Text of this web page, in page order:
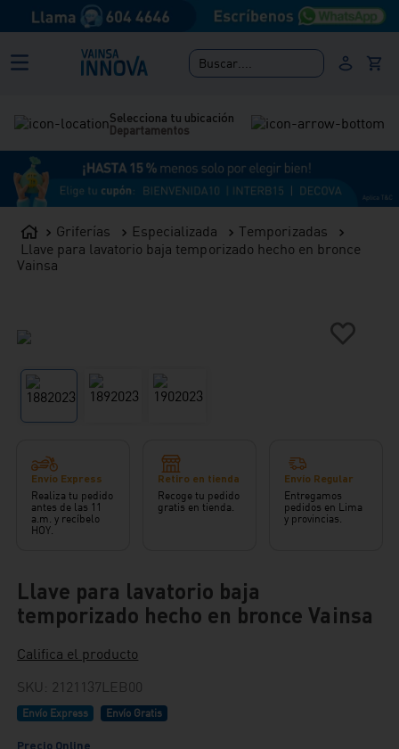
Buscar....
Selecciona tu ubicación
Departamentos
Griferías Especializada
Temporizadas
Llave para lavatorio baja temporizado hecho en bronce
Vainsa
Envío Express
Realiza tu pedido
antes de las 11
a.m. y recíbelo
HOY.
Retiro en tienda
Recoge tu pedido
gratis en tienda.
Envío Regular
Entregamos
pedidos en Lima
y provincias.
Llave para lavatorio baja
temporizado hecho en bronce Vainsa
Califica el producto
SKU : 2121137LEB00
Envío Express Envío Gratis